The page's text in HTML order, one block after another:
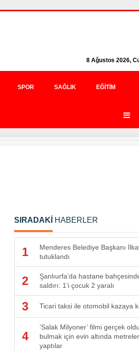
8 Ağustos 2026,
SPOR SAĞLIK EĞITIM
SIRADAKİ HABERLER
1
Menderes Belediye Başkanı
tutuklandı
2
Şanlıurfa’da hastane
saldırı: 1’i çocuk 2 yaralı
3 Ticari taksi ile otomobil kazaya
4
’Salak Milyoner’ filmi gerçek
bulmak için evin altında
yaptılar